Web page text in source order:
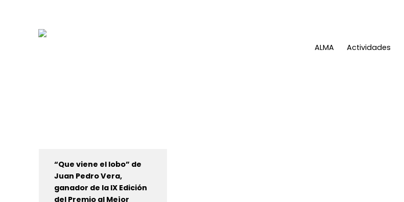
ALMA Actividades
“Que viene el lobo” de
Juan Pedro Vera,
ganador de la IX Edición
del Premio al Mejor